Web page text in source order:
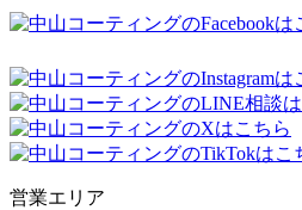
営業エリア